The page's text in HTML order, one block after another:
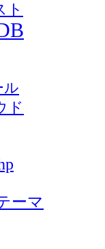
ト
ル
ド
ーマ